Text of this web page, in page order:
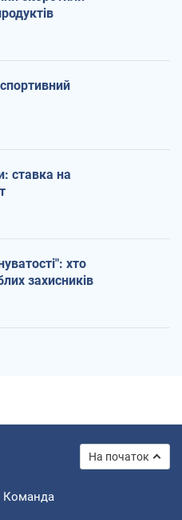
ставка на
хто
захисників
На початок
Команда